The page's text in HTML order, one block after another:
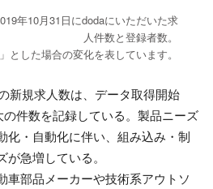
年10月31日にdodaにいただいた求
人件数と登録者数。
とした場合の変化を表しています。
新規求人数は、データ取得開始
の件数を記録している。製品ニーズ
化・自動化に伴い、組み込み・制
急増している。
車部品メーカーや技術系アウトソ